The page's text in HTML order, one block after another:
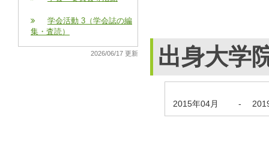
学会活動 3（学会誌の編
集・査読）
2026/06/17 更新 出身大学
2015年04月 -